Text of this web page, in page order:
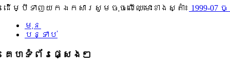
ដើម្បីទាញយកឯកសារសូមចុចលើឈ្មោះខាងស្តាំ៖ 1999-
មុន
បន្ទាប់
គេហទំព័រផ្សេងៗ